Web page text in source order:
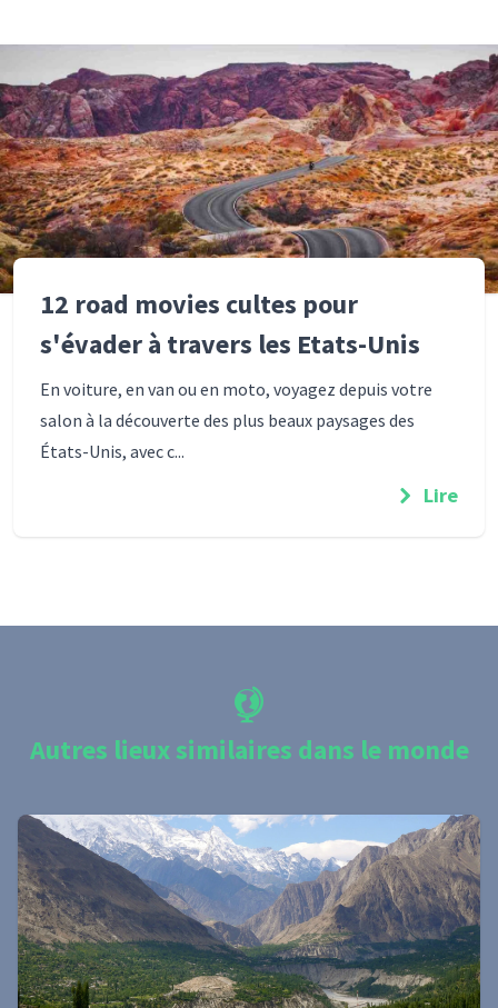
12 road movies cultes pour
s'évader à travers les Etats-Unis
En voiture, en van ou en moto, voyagez depuis votre
salon à la découverte des plus beaux paysages des
États-Unis, avec c...
Lire
Autres lieux similaires dans le monde